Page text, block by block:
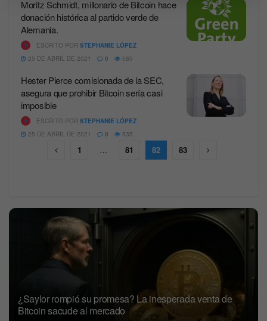
Moritz Schmidt, millonario de Bitcoin hace
donación histórica al partido verde de
Alemania.
ESCRITO POR STEPHANIE LÓPEZ
25 DE ABRIL DE 2021
0 585
Hester Pierce comisionada de la SEC,
asegura que prohibir Bitcoin sería casi
imposible
ESCRITO POR STEPHANIE LÓPEZ
25 DE ABRIL DE 2021
0 535
1 … 81 82 83
¿Saylor rompió su promesa? La inesperada venta de
Bitcoin sacude al mercado